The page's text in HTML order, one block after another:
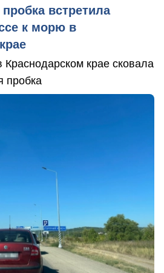
встретила
к морю в
крае сковала
пробка